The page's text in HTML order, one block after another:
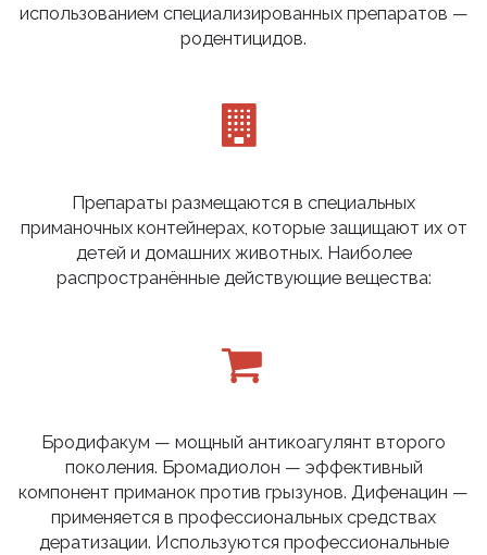
использованием специализированных препаратов —
родентицидов.
Препараты размещаются в специальных
приманочных контейнерах, которые защищают их от
детей и домашних животных. Наиболее
распространённые действующие вещества:
Бродифакум — мощный антикоагулянт второго
поколения. Бромадиолон — эффективный
компонент приманок против грызунов. Дифенацин —
применяется в профессиональных средствах
дератизации. Используются профессиональные